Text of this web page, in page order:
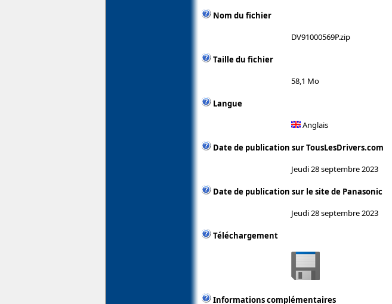
Nom du fichier
DV91000569P.zip
Taille du fichier
58,1 Mo
Langue
Anglais
Date de publication sur TousLesDrivers.com
Jeudi 28 septembre 2023
Date de publication sur le site de Panasonic
Jeudi 28 septembre 2023
Téléchargement
Informations complémentaires